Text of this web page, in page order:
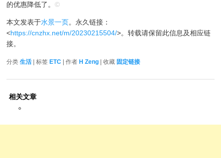
的优惠降低了。©
本文发表于水景一页。永久链接：
<https://cnzhx.net/m/20230215504/>。转载请保留此信息及相应链
接。
分类生活 | 标签 ETC | 作者 H Zeng | 收藏 固定链接
相关文章